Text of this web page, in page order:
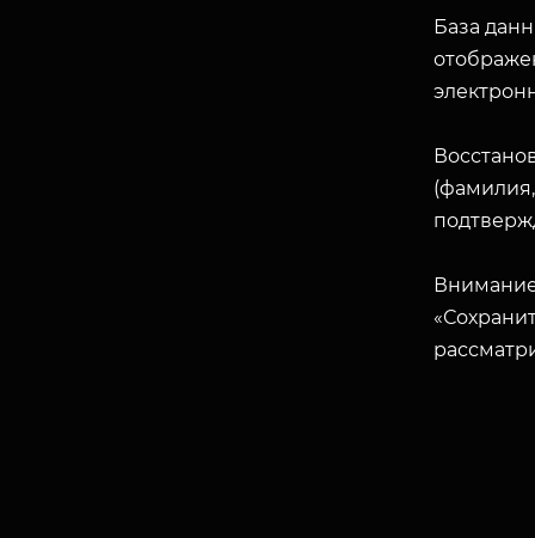
База